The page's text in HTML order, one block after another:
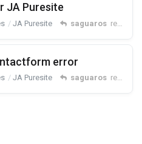
JA Puresite
JA Puresite saguaros replied
error
JA Puresite saguaros replied